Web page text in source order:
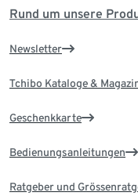
Rund um unsere
Newsletter
Tchibo Kataloge &
Geschenkkarte
Bedienungsanleitungen
Ratgeber und